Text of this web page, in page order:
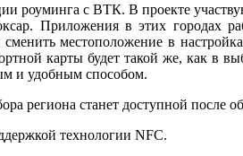
роуминга с ВТК. В проекте
Приложения в этих городах
местоположение в
карты будет такой же, как в
и удобным способом.
региона станет доступной
технологии NFC.